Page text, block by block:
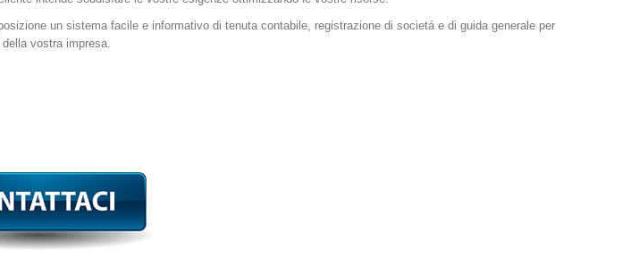
un sistema facile e informativo di tenuta contabile, registrazione di societá e di guida generale per
della vostra impresa.